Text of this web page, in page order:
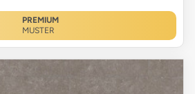
PREMIUM
MUSTER